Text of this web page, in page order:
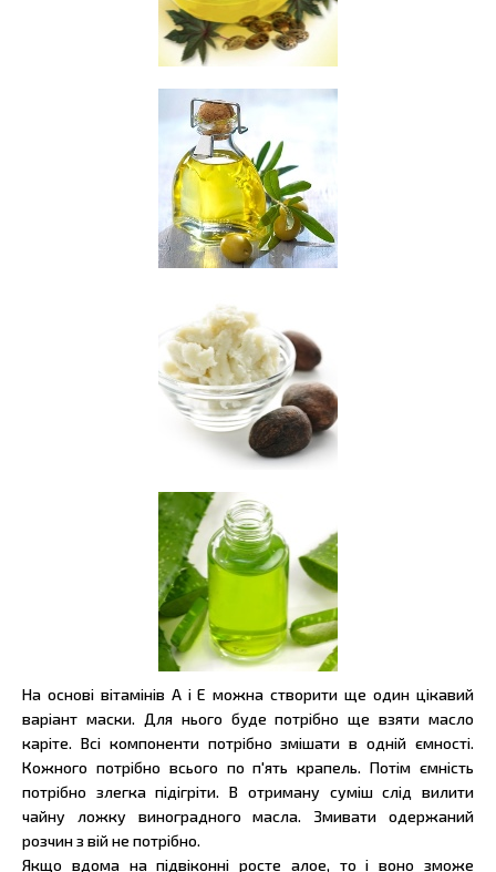
На основі вітамінів А і Е можна створити ще один цікавий
варіант маски. Для нього буде потрібно ще взяти масло
каріте. Всі компоненти потрібно змішати в одній ємності.
Кожного потрібно всього по п'ять крапель. Потім ємність
потрібно злегка підігріти. В отриману суміш слід вилити
чайну ложку виноградного масла. Змивати одержаний
розчин з вій не потрібно.
Якщо вдома на підвіконні росте алое, то і воно зможе